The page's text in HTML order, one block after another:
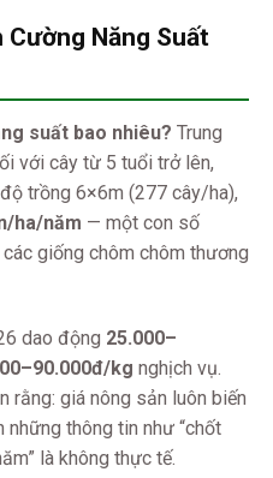
Cường Năng Suất
suất bao nhiêu? Trung
với cây từ 5 tuổi trở lên,
trồng 6×6m (277 cây/ha),
ha/năm — một con số
giống chôm chôm thương
dao động 25.000–
kg nghịch vụ.
rằng: giá nông sản luôn biến
thông tin như “chốt
là không thực tế.